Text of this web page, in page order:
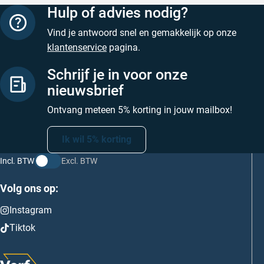
Hulp of advies nodig?
Vind je antwoord snel en gemakkelijk op onze
klantenservice pagina.
Schrijf je in voor onze
nieuwsbrief
Ontvang meteen 5% korting in jouw mailbox!
Ik wil 5% korting
Incl. BTW Excl. BTW
Volg ons op:
Instagram
Tiktok